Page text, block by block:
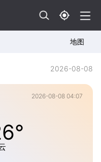
地图
2026-08-08
2026-08-08 04:07